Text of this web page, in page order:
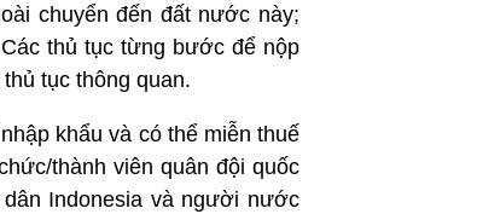
chuyển đến đất nước này;
thủ tục từng bước để nộp
tục thông quan.
khẩu và có thể miễn thuế
thành viên quân đội quốc
Indonesia và người nước